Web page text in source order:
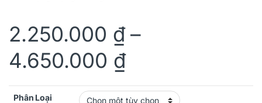
2.250.000 ₫–
4.650.000 ₫
Phân Loại